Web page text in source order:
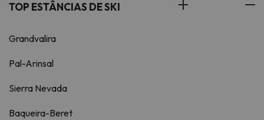
TOP ESTÂNCIAS DE SKI
Grandvalira
Pal-Arinsal
Sierra Nevada
Baqueira-Beret